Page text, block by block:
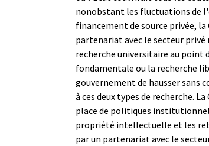
nonobstant les fluctuations de
financement de source privée,
partenariat avec le secteur
recherche universitaire au point
fondamentale ou la recherche
gouvernement de hausser sans
à ces deux types de recherche.
place de politiques
propriété intellectuelle et les
par un partenariat avec le